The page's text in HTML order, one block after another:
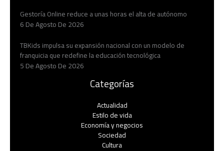
Gestoría Online reduce a unas horas el alta de autónomo
6 De Agosto De 2026
TBKids impulsa su expansión nacional con un modelo de
franquicia que redefine la educación tecnológica
5 De Agosto De 2026
Categorías
Actualidad
Estilo de vida
Economía y negocios​
Sociedad
Cultura